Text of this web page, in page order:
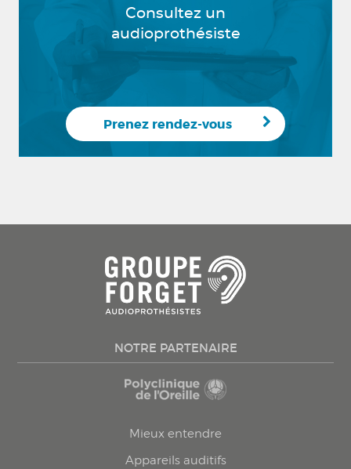
Consultez un
audioprothésiste
Prenez rendez-vous
NOTRE PARTENAIRE
Mieux entendre
Appareils auditifs